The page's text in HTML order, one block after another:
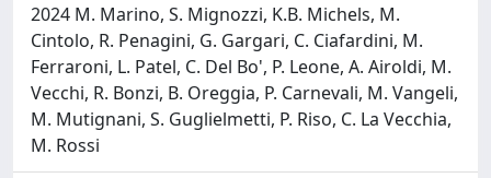
2024 M. Marino, S. Mignozzi, K.B. Michels, M.
Cintolo, R. Penagini, G. Gargari, C. Ciafardini, M.
Ferraroni, L. Patel, C. Del Bo', P. Leone, A. Airoldi, M.
Vecchi, R. Bonzi, B. Oreggia, P. Carnevali, M. Vangeli,
M. Mutignani, S. Guglielmetti, P. Riso, C. La Vecchia,
M. Rossi